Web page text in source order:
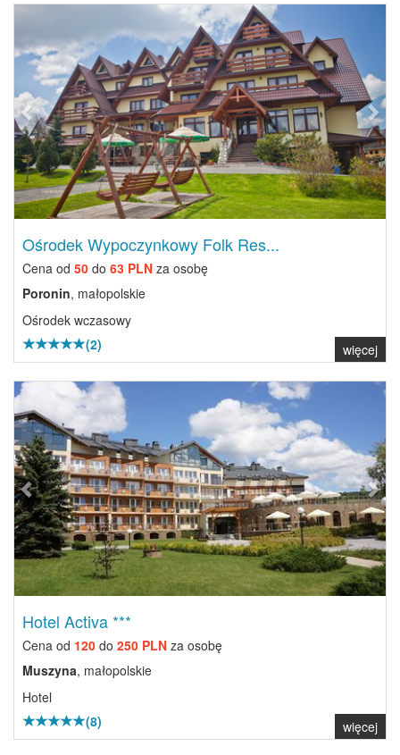
Ośrodek Wypoczynkowy Folk Res...
Cena od 50 do 63 PLN za osobę
Poronin, małopolskie
Ośrodek wczasowy
(2)
więcej
Previous Next
Hotel Activa ***
Cena od 120 do 250 PLN za osobę
Muszyna, małopolskie
Hotel
(8)
więcej